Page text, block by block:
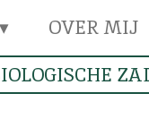
OVER MIJ